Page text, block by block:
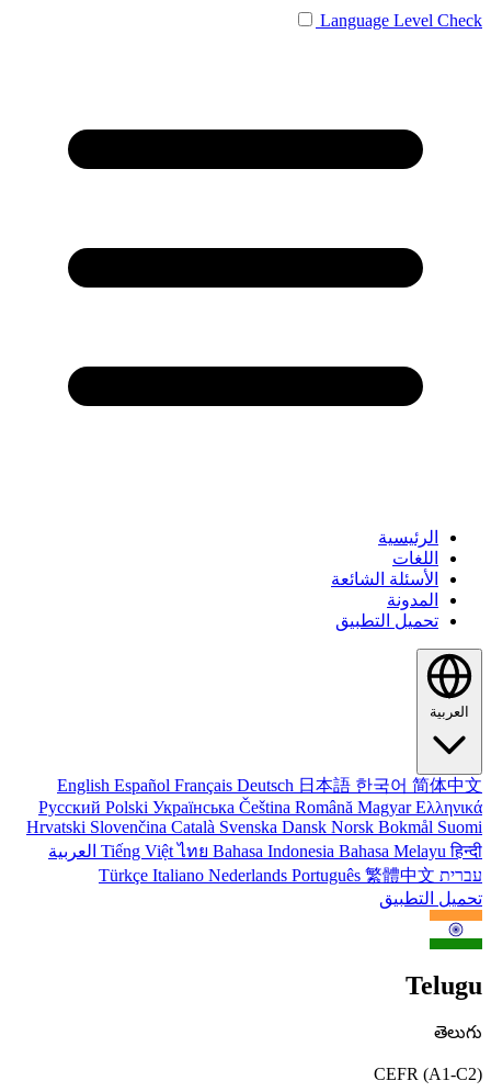
Language Level Check
الرئيسية
اللغات
الأسئلة الشائعة
المدونة
تحميل التطبيق
العربية
English Español Français Deutsch 日本語 한국어 简体中文
Русский Polski Українська Čeština Română MagyarΕλληνικά
Hrvatski Slovenčina Català Svenska Dansk Norsk Bokmål Suomi
Tiếng Việtไทย Bahasa Indonesia Bahasa Melayuहिन्दी
العربية
עברית
Türkçe Italiano Nederlands Português 繁體中文
تحميل التطبيق
Telugu
తెలుగు
CEFR (A1-C2)